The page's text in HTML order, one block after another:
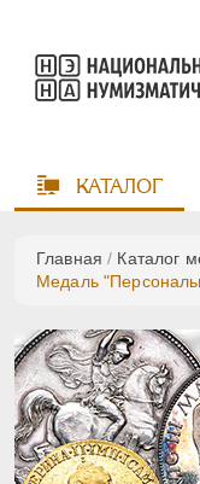
КАТАЛОГ
Главная / Каталог
Медаль